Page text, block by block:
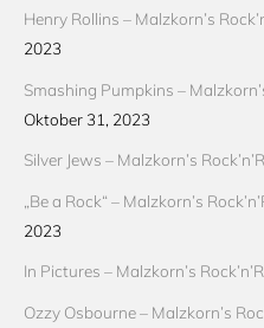
Henry Rollins – Malzkorn’s
2023
Smashing Pumpkins –
Oktober 31, 2023
Silver Jews – Malzkorn’s
„Be a Rock“ – Malzkorn’s
2023
In Pictures – Malzkorn’s
Ozzy Osbourne – Malzkorn’s